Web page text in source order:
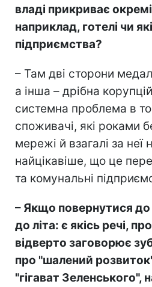
владі прикриває
наприклад, готелі чи
підприємства?
– Там дві сторони
а інша – дрібна
системна проблема в
споживачі, які роками
мережі й взагалі за неї
найцікавіше, що це
та комунальні
– Якщо повернутися до
до літа: є якісь речі,
відверто заговорює
про "шалений
"гігават Зеленського",